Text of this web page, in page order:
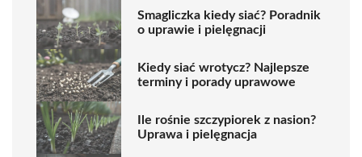
Smagliczka kiedy siać? Poradnik
o uprawie i pielęgnacji
Kiedy siać wrotycz? Najlepsze
terminy i porady uprawowe
Ile rośnie szczypiorek z nasion?
Uprawa i pielęgnacja